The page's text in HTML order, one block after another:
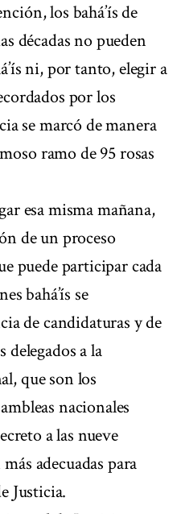
los bahá’ís de
décadas no pueden
ni, por tanto, elegir a
por los
se marcó de manera
ramo de 95 rosas
esa misma mañana,
de un proceso
puede participar cada
bahá’ís se
de candidaturas y de
delegados a la
que son los
nacionales
a las nueve
adecuadas para
Justicia.